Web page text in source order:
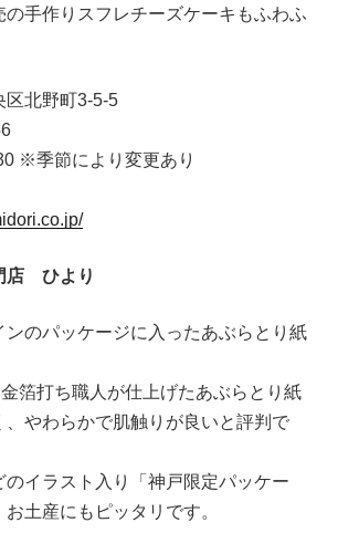
の手作りスフレチーズケーキもふわふ
区北野町3-5-5
※季節により変更あり
店 ひより
ンのパッケージに入ったあぶらとり紙
箔打ち職人が仕上げたあぶらとり紙
、やわらかで肌触りが良いと評判で
のイラスト入り「神戸限定パッケー
土産にもピッタリです。